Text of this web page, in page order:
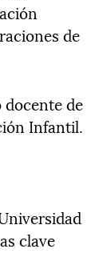
de
de
Infantil.
clave